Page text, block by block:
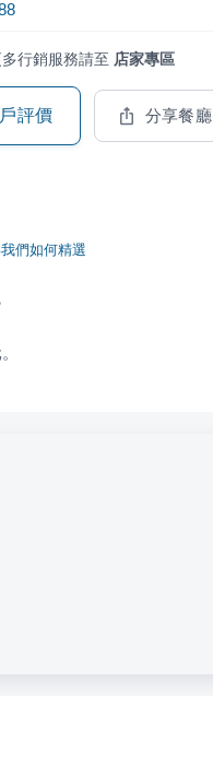
行銷服務請至 店家專區
評價 分享餐廳
們如何精選